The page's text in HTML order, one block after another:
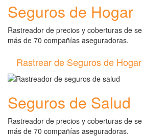
Seguros de Hogar
Rastreador de precios y coberturas de
más de 70 compañías aseguradoras.
Rastrear de Seguros de Hogar
Seguros de Salud
Rastreador de precios y coberturas de
más de 70 compañías aseguradoras.